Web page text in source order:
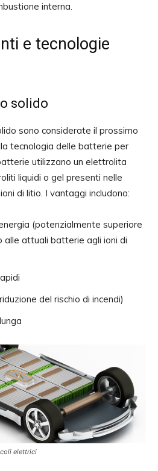
interna.
e tecnologie
solido
sono considerate il prossimo
tecnologia delle batterie per
utilizzano un elettrolita
liquidi o gel presenti nelle
di litio. I vantaggi includono:
(potenzialmente superiore
attuali batterie agli ioni di
del rischio di incendi)
elettrici